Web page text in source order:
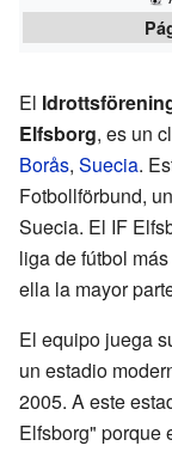
El
Elfsborg, es un
Borås, Suecia.
Fotbollförbund,
Suecia. El IF
liga de fútbol
ella la mayor
El equipo juega
un estadio
2005. A este
Elfsborg" porque